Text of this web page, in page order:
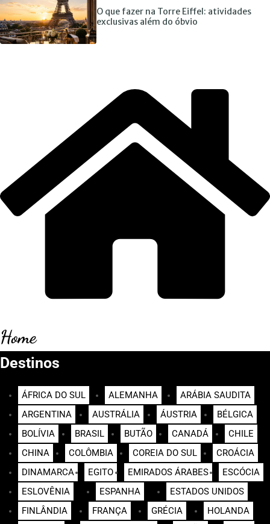
O que fazer na Torre Eiffel: atividades
exclusivas além do óbvio
Home
Destinos
ÁFRICA DO SUL ALEMANHA
ARÁBIA SAUDITA
ARGENTINA
AUSTRÁLIA ÁUSTRIA
BÉLGICA
BOLÍVIA
BRASIL BUTÃO CANADÁ
CHILE
CHINA
COLÔMBIA COREIA DO SUL
CROÁCIA
DINAMARCA
EGITO EMIRADOS ÁRABES
ESCÓCIA
ESLOVÊNIA
ESPANHA
ESTADOS UNIDOS
FINLÂNDIA
FRANÇA GRÉCIA
HOLANDA